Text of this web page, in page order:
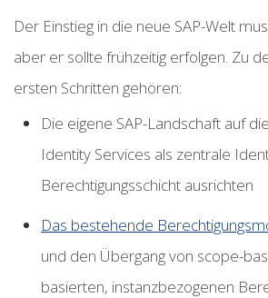
Der Einstieg in die neue SAP-Welt
aber er sollte frühzeitig erfolgen. Zu
ersten Schritten gehören:
Die eigene SAP-Landschaft auf
Identity Services als zentrale
Berechtigungsschicht ausrichten
Das bestehende
und den Übergang von scope-
basierten, instanzbezogenen